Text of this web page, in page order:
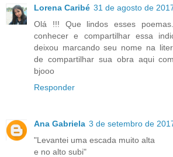
Lorena Caribé 31 de agosto de
Olá !!! Que lindos esses
conhecer e compartilhar essa
deixou marcando seu nome na
de compartilhar sua obra aqui
bjooo
Responder
Ana Gabriela 3 de setembro de
"Levantei uma escada muito alta
e no alto subi"